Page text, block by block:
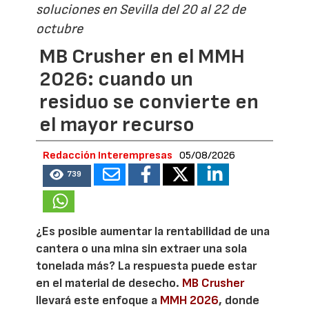
soluciones en Sevilla del 20 al 22 de
octubre
MB Crusher en el MMH
2026: cuando un
residuo se convierte en
el mayor recurso
Redacción Interempresas 05/08/2026
739
¿Es posible aumentar la rentabilidad de una
cantera o una mina sin extraer una sola
tonelada más? La respuesta puede estar
en el material de desecho. MB Crusher
llevará este enfoque a MMH 2026, donde